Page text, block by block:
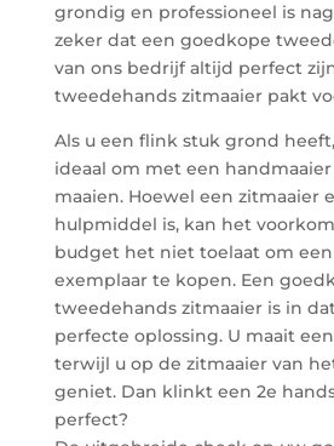
grondig en professioneel is
zeker dat een goedkope
van ons bedrijf altijd perfect
tweedehands zitmaaier pakt
Als u een flink stuk grond
ideaal om met een
maaien. Hoewel een zitmaaier
hulpmiddel is, kan het
budget het niet toelaat om
exemplaar te kopen. Een
tweedehands zitmaaier is in
perfecte oplossing. U maait
terwijl u op de zitmaaier van
geniet. Dan klinkt een 2e
perfect?